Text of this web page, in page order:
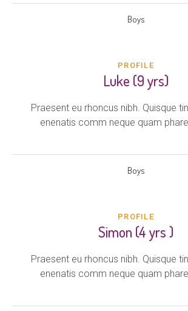
Boys
PROFILE
Luke (9 yrs)
Praesent eu rhoncus nibh. Quisque
enenatis comm neque quam
Boys
PROFILE
Simon (4 yrs )
Praesent eu rhoncus nibh. Quisque
enenatis comm neque quam